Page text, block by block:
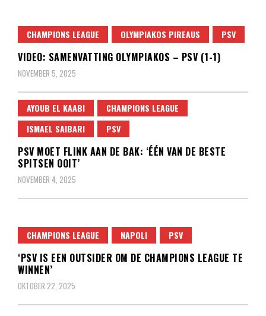
CHAMPIONS LEAGUE OLYMPIAKOS PIREAUS PSV
VIDEO: SAMENVATTING OLYMPIAKOS – PSV (1-1)
NOVEMBER 5, 2025
AYOUB EL KAABI
CHAMPIONS LEAGUE
ISMAEL SAIBARI
PSV
PSV MOET FLINK AAN DE BAK: ‘ÉÉN VAN DE BESTE
SPITSEN OOIT’
NOVEMBER 4, 2025
CHAMPIONS LEAGUE NAPOLI PSV
‘PSV IS EEN OUTSIDER OM DE CHAMPIONS LEAGUE TE
WINNEN’
OKTOBER 22, 2025